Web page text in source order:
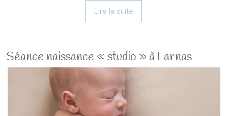
Lire la suite
Séance naissance « studio » à Larnas